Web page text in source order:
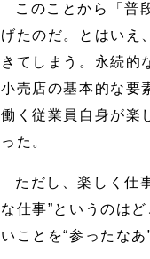
このことから「普
げたのだ。とはいえ
きてしまう。永続的
小売店の基本的な要
働く従業員自身が楽
った。
ただし、楽しく仕
な仕事”というのは
いことを“参ったな